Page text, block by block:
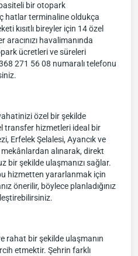
bir otopark
hatlar terminaline oldukça
kısıtlı bireyler için 14 özel
aracınızı havalimanında
ücretleri ve süreleri
271 56 08 numaralı telefonu
özel bir şekilde
transfer hizmetleri ideal bir
Erfelek Şelalesi, Ayancık ve
alınarak, direkt
bir şekilde ulaşmanızı sağlar.
hizmetten yararlanmak için
önerilir, böylece planladığınız
rahat bir şekilde ulaşmanın
etmektir. Şehrin farklı